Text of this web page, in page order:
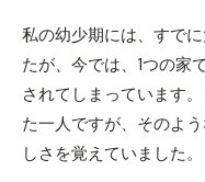
私の幼少期には、すで
たが、今では、1つの家
されてしまっています
た一人ですが、そのよ
しさを覚えていました。